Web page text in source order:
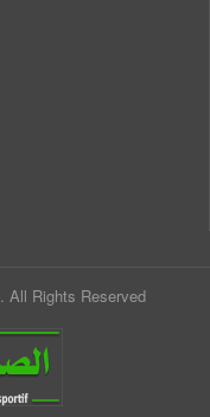
All Rights Reserved